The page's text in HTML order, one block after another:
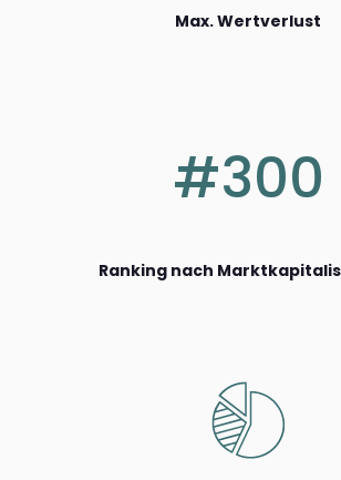
Max. Wertverlust
#300
Ranking nach